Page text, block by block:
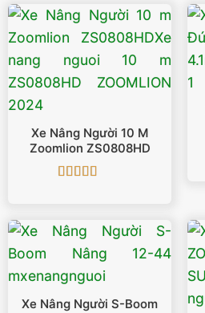
Xe Nâng Người 10 M
Zoomlion ZS0808HD
Xe Nâng Người S-Boom